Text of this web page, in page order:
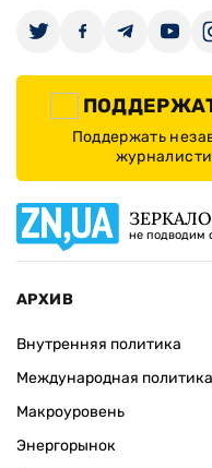
Поддержать
не подводим
АРХИВ
Внутренняя политика
Международная политика
Макроуровень
Энергорынок